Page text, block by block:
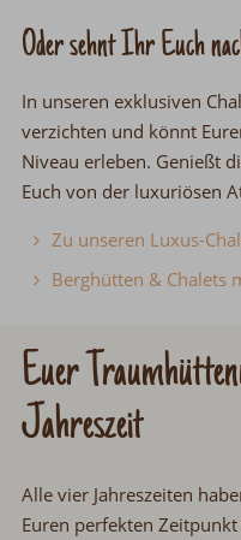
Oder sehnt Ihr Euch
In unseren exklusiven
verzichten und könnt
Niveau erleben. Genießt
Euch von der luxuriösen
Zu unseren Luxus-
Berghütten & Chalets
Euer
Jahreszeit
Alle vier Jahreszeiten
Euren perfekten